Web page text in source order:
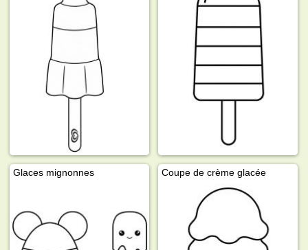
Glaces mignonnes Coupe de crème glacée